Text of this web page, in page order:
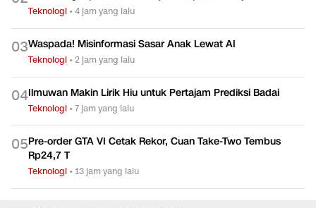
Teknologi •4 jam yang lalu
03Waspada! Misinformasi Sasar Anak Lewat AI
Teknologi •2 jam yang lalu
04Ilmuwan Makin Lirik Hiu untuk Pertajam Prediksi Badai
Teknologi •7 jam yang lalu
05Pre-order GTA VI Cetak Rekor, Cuan Take-Two Tembus
Rp24,7 T
Teknologi •13 jam yang lalu